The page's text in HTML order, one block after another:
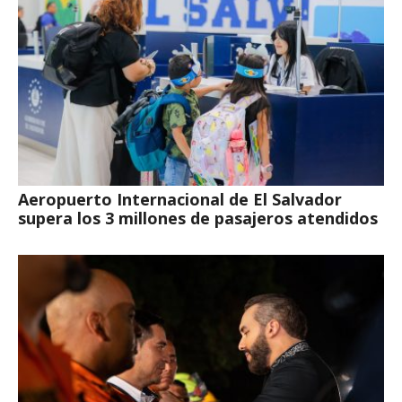
Aeropuerto Internacional de El Salvador
supera los 3 millones de pasajeros atendidos